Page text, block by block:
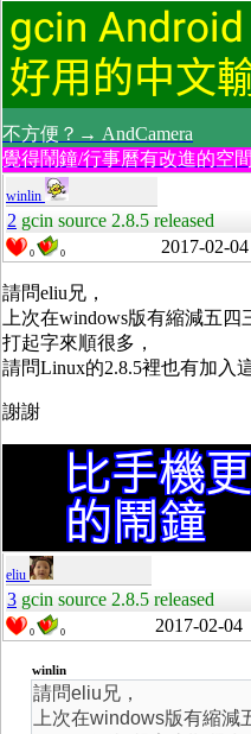
不方便？→ AndCamera
覺得鬧鐘/行事曆有改進的空
winlin
2 gcin source 2.8.5 released
0 0 2017-02-04
請問eliu兄，
上次在windows版有縮減五四
打起字來順很多，
請問Linux的2.8.5裡也有加入
謝謝
eliu
3 gcin source 2.8.5 released
0 0 2017-02-04
winlin
請問eliu兄，
上次在windows版有縮減